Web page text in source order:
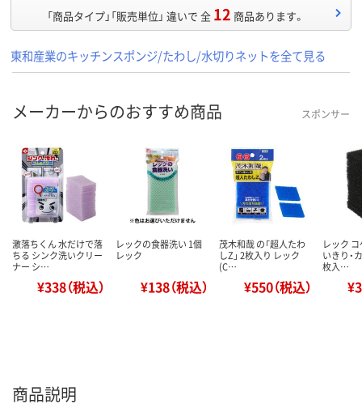
「商品タイプ」「販売単位」 違いで 全 12 商品あります。
東和産業のキッチンスポンジ/たわし/水切りネットを全て見る
メーカーからのおすすめ商品 スポンサー
激落ちくん 水だけで落
ちる シンク洗いクリー
ナー シ…
¥338（税込）
レックの食器洗い 1個
レック
¥138（税込）
茂木和哉 の「超人たわ
しZ」 2枚入り レック
(C…
¥550（税込）
レック
いきり・
枚入…
商品説明